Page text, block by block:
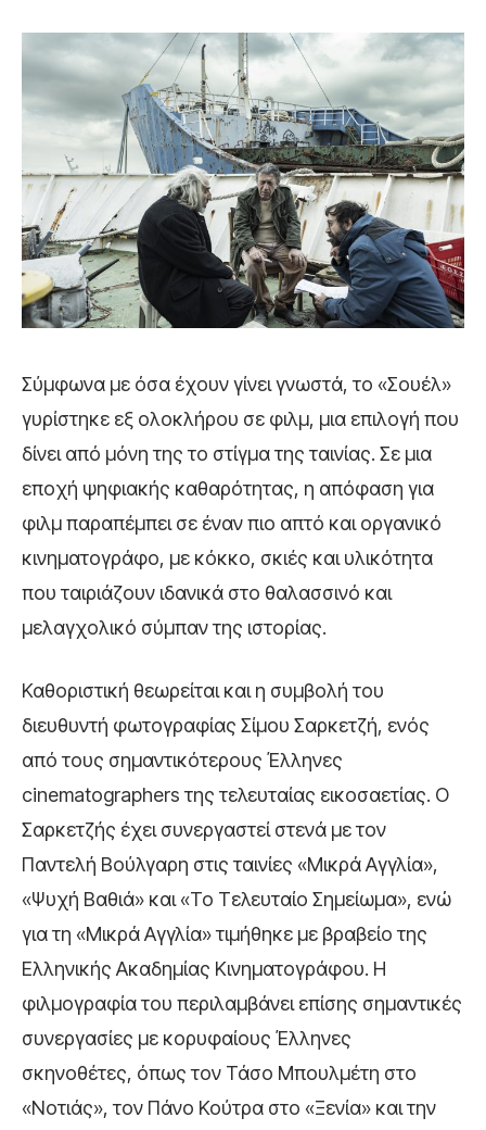
Σύμφωνα με όσα έχουν γίνει γνωστά, το «Σουέλ»
γυρίστηκε εξ ολοκλήρου σε φιλμ, μια επιλογή που
δίνει από μόνη της το στίγμα της ταινίας. Σε μια
εποχή ψηφιακής καθαρότητας, η απόφαση για
φιλμ παραπέμπει σε έναν πιο απτό και οργανικό
κινηματογράφο, με κόκκο, σκιές και υλικότητα
που ταιριάζουν ιδανικά στο θαλασσινό και
μελαγχολικό σύμπαν της ιστορίας.
Καθοριστική θεωρείται και η συμβολή του
διευθυντή φωτογραφίας Σίμου Σαρκετζή, ενός
από τους σημαντικότερους Έλληνες
cinematographers της τελευταίας εικοσαετίας. Ο
Σαρκετζής έχει συνεργαστεί στενά με τον
Παντελή Βούλγαρη στις ταινίες «Μικρά Αγγλία»,
«Ψυχή Βαθιά» και «Το Τελευταίο Σημείωμα», ενώ
για τη «Μικρά Αγγλία» τιμήθηκε με βραβείο της
Ελληνικής Ακαδημίας Κινηματογράφου. Η
φιλμογραφία του περιλαμβάνει επίσης σημαντικές
συνεργασίες με κορυφαίους Έλληνες
σκηνοθέτες, όπως τον Τάσο Μπουλμέτη στο
«Νοτιάς», τον Πάνο Κούτρα στο «Ξενία» και την